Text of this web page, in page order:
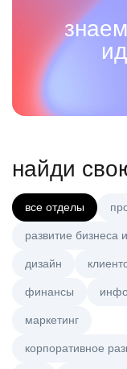
найди
все отделы
развитие бизнеса
дизайн
финансы
маркетинг
корпоративное